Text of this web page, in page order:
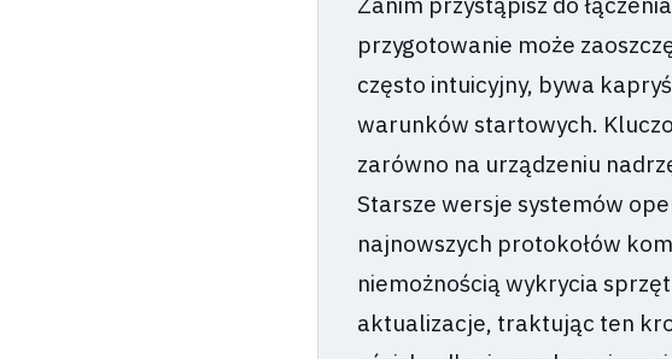
przygotowanie może
często intuicyjny, bywa
warunków startowych.
zarówno na urządzeniu
Starsze wersje systemów
najnowszych protokołów
niemożnością wykrycia
aktualizacje, traktując ten